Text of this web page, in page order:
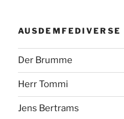
AUSDEMFEDIVERSE
Der Brumme
Herr Tommi
Jens Bertrams